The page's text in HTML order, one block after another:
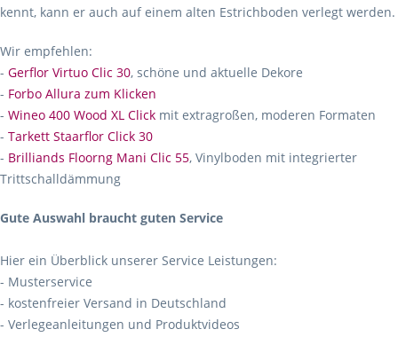
kennt, kann er auch auf einem alten Estrichboden verlegt werden.
Wir empfehlen:
- Gerflor Virtuo Clic 30, schöne und aktuelle Dekore
- Forbo Allura zum Klicken
- Wineo 400 Wood XL Click mit extragroßen, moderen Formaten
- Tarkett Staarflor Click 30
- Brilliands Floorng Mani Clic 55, Vinylboden mit integrierter
Trittschalldämmung
Gute Auswahl braucht guten Service
Hier ein Überblick unserer Service Leistungen:
- Musterservice
- kostenfreier Versand in Deutschland
- Verlegeanleitungen und Produktvideos